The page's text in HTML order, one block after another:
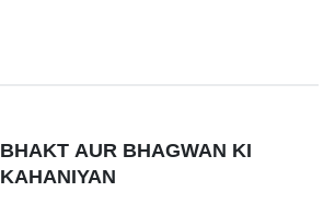
BHAKT AUR BHAGWAN KI
KAHANIYAN